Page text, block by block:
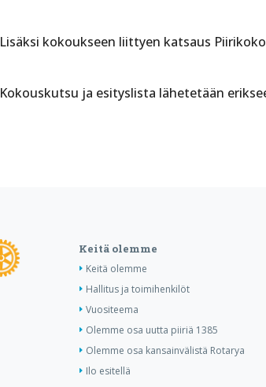
Lisäksi kokoukseen liittyen katsaus
Kokouskutsu ja esityslista lähetetään
Keitä olemme
Keitä olemme
Hallitus ja toimihenkilöt
Vuositeema
Olemme osa uutta piiriä 1385
Olemme osa kansainvälistä Rotarya
Ilo esitellä